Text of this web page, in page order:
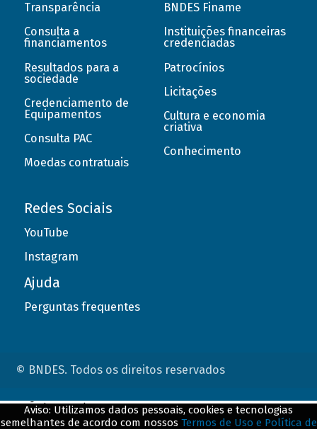
Transparência
Consulta a
financiamentos
Resultados para a
sociedade
Credenciamento de
Equipamentos
Consulta PAC
Moedas contratuais
BNDES Finame
Instituições financeiras
credenciadas
Patrocínios
Licitações
Cultura e economia
criativa
Conhecimento
Redes Sociais
YouTube
Instagram
Ajuda
Perguntas frequentes
© BNDES. Todos os direitos reservados
Aviso: Utilizamos dados pessoais, cookies e tecnologias
semelhantes de acordo com nossos Termos de Uso e Política de
ConteÃºdo complementar